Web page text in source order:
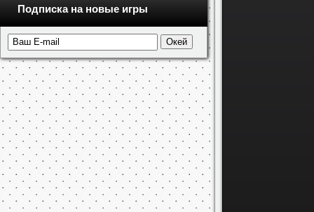
Подписка на новые игры